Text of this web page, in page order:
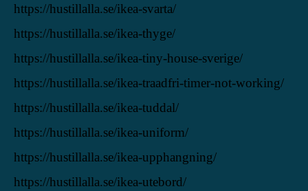
https://hustillalla.se/ikea-svarta/
https://hustillalla.se/ikea-thyge/
https://hustillalla.se/ikea-tiny-house-sverige/
https://hustillalla.se/ikea-traadfri-timer-not-working/
https://hustillalla.se/ikea-tuddal/
https://hustillalla.se/ikea-uniform/
https://hustillalla.se/ikea-upphangning/
https://hustillalla.se/ikea-utebord/